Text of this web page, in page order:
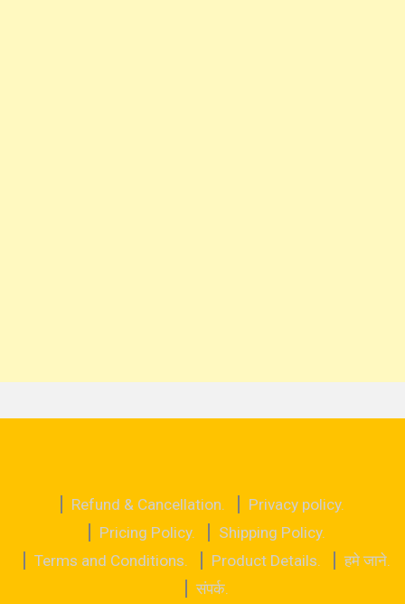
Refund & Cancellation.
Privacy policy.
Pricing Policy.
Shipping Policy.
Terms and Conditions.
Product Details.
हमे जाने.
संपर्क.